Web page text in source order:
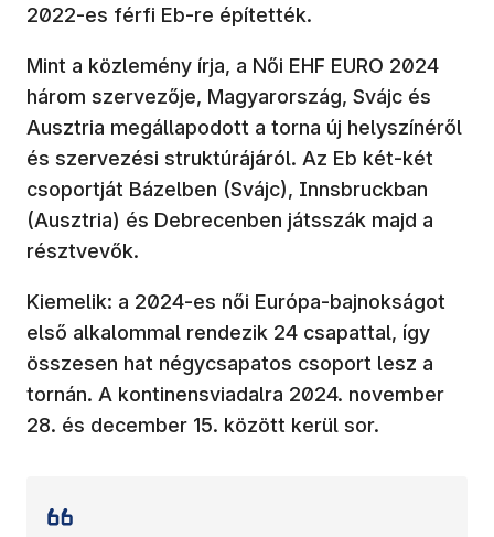
2022-es férfi Eb-re építették.
Mint a közlemény írja, a Női EHF EURO 2024
három szervezője, Magyarország, Svájc és
Ausztria megállapodott a torna új helyszínéről
és szervezési struktúrájáról. Az Eb két-két
csoportját Bázelben (Svájc), Innsbruckban
(Ausztria) és Debrecenben játsszák majd a
résztvevők.
Kiemelik: a 2024-es női Európa-bajnokságot
első alkalommal rendezik 24 csapattal, így
összesen hat négycsapatos csoport lesz a
tornán. A kontinensviadalra 2024. november
28. és december 15. között kerül sor.